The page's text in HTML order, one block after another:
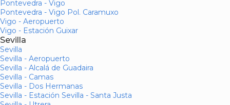
Pontevedra - Vigo
Pontevedra - Vigo Pol. Caramuxo
Vigo - Aeropuerto
Vigo - Estación Guixar
Sevilla
Sevilla
Sevilla - Aeropuerto
Sevilla - Alcalá de Guadaira
Sevilla - Camas
Sevilla - Dos Hermanas
Sevilla - Estación Sevilla - Santa Justa